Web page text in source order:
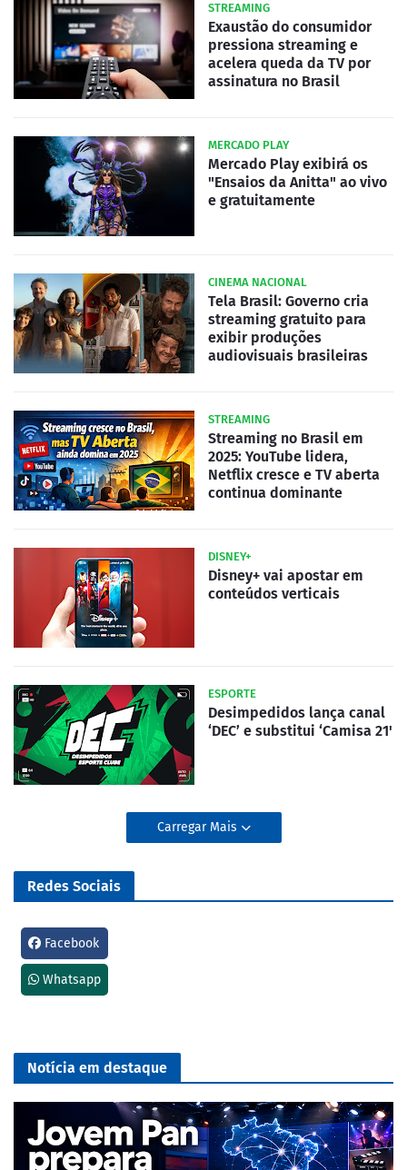
STREAMING
Exaustão do consumidor
pressiona streaming e
acelera queda da TV por
assinatura no Brasil
MERCADO PLAY
Mercado Play exibirá os
"Ensaios da Anitta" ao vivo
e gratuitamente
CINEMA NACIONAL
Tela Brasil: Governo cria
streaming gratuito para
exibir produções
audiovisuais brasileiras
STREAMING
Streaming no Brasil em
2025: YouTube lidera,
Netflix cresce e TV aberta
continua dominante
DISNEY+
Disney+ vai apostar em
conteúdos verticais
ESPORTE
Desimpedidos lança canal
‘DEC’ e substitui ‘Camisa 21'
Carregar Mais
Redes Sociais
Facebook
Whatsapp
Notícia em destaque